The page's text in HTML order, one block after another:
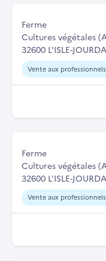
Ferme
Cultures végétales
32600 L'ISLE-
Vente aux
Ferme
Cultures végétales
32600 L'ISLE-
Vente aux